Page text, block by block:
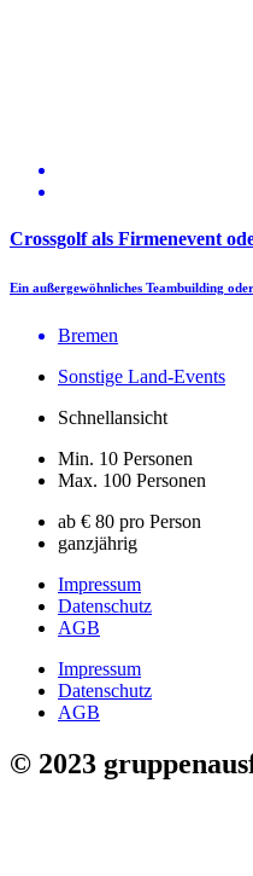
Crossgolf als Firmenevent
Ein außergewöhnliches Teambuilding
Bremen
Sonstige Land-Events
Schnellansicht
Min. 10 Personen
Max. 100 Personen
ab € 80 pro Person
ganzjährig
Impressum
Datenschutz
AGB
Impressum
Datenschutz
AGB
© 2023